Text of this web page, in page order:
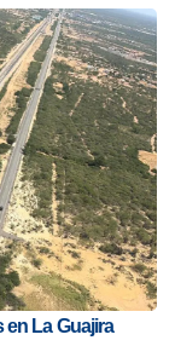
en La Guajira